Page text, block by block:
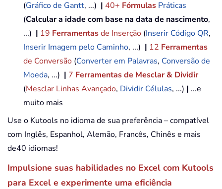
(Gráfico de Gantt, ...) | 40+ Fórmulas Práticas
(Calcular a idade com base na data de nascimento,
...) | 19 Ferramentasde Inserção (Inserir Código QR,
Inserir Imagem pelo Caminho, ...) | 12 Ferramentas
de Conversão (Converter em Palavras, Conversão de
Moeda, ...) | 7 Ferramentas de Mesclar & Dividir
(Mesclar Linhas Avançado, Dividir Células, ...) | ...e
muito mais
Use o Kutools no idioma de sua preferência – compatível
com Inglês, Espanhol, Alemão, Francês, Chinês e mais
de40 idiomas!
Impulsione suas habilidades no Excel com Kutools
para Excel e experimente uma eficiência